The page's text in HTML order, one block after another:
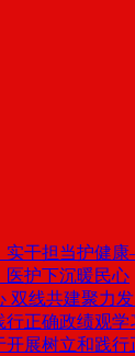
实干担当护健
医护下沉暖民心
双线共建聚力
行正确政绩观学
开展树立和践